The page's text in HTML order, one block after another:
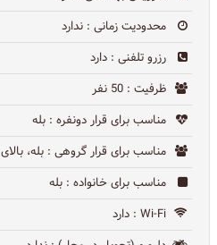
محدودیت زمانی : ندارد
رزرو تلفنی : دارد
ظرفیت : 50 نفر
مناسب برای قرار دونفره : بله
مناسب برای قرار گروهی : بله، بالای ۲۰ نفر
مناسب برای خانواده : بله
Wi-Fi : دارد